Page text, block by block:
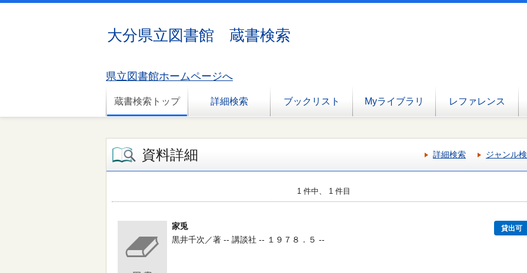
大分県立図書館 蔵書検索
県立図書館ホームページへ
蔵書検索トップ 詳細検索 ブックリスト Myライブラリ レファレンス
資料詳細 詳細検索 ジャンル
1 件中、 1 件目
家兎 貸出可
黒井千次／著 -- 講談社 -- １９７８．５ --